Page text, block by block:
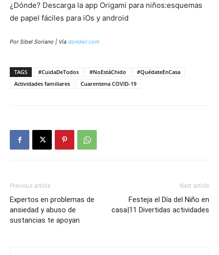
¿Dónde? Descarga la app Origami para niños:esquemas
de papel fáciles para iOs y android
Por Sibel Soriano | Vía dondeir.com
TAGS #CuidaDeTodos #NoEstáChido
#QuédateEnCasa
Actividades familiares
Cuarentena COVID-19
Previous article
Expertos en problemas de
ansiedad y abuso de
sustancias te apoyan
Next article
Festeja el Día del Niño en
casa|11 Divertidas actividades